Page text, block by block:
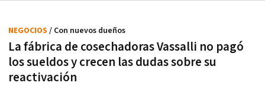
La fábrica de cosechadoras Vassalli no pagó
los sueldos y crecen las dudas sobre su
reactivación
NEGOCIOS / Con nuevos dueños